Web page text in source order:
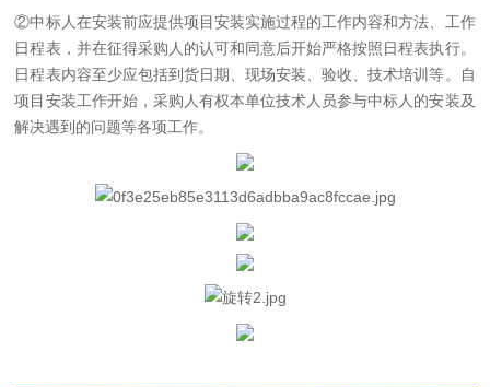
②中标人在安装前应提供项目安装实施过程的工作内容和方法、工作
日程表，并在征得采购人的认可和同意后开始严格按照日程表执行。
日程表内容至少应包括到货日期、现场安装、验收、技术培训等。自
项目安装工作开始，采购人有权本单位技术人员参与中标人的安装及
解决遇到的问题等各项工作。